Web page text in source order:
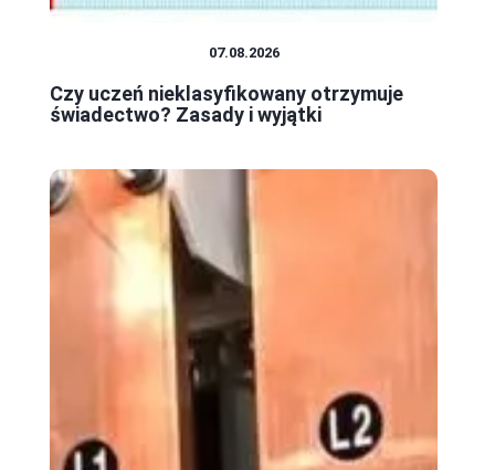
07.08.2026
Czy uczeń nieklasyfikowany otrzymuje
świadectwo? Zasady i wyjątki